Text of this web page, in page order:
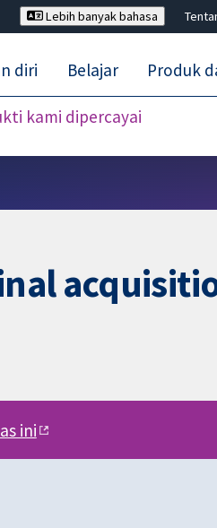
Lebih banyak bahasa
kami dipercayai
diri Belajar Produk
ini